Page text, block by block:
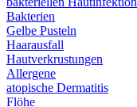
Bakterien
Gelbe Pusteln
Haarausfall
Hautverkrustungen
Allergene
atopische Dermatitis
Flöhe